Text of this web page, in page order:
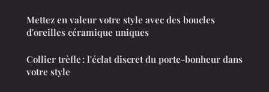
Mettez en valeur votre style avec des boucles
d'oreilles céramique uniques
Collier trèfle : l'éclat discret du porte-bonheur dans
votre style